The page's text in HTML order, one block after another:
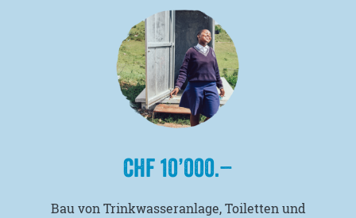
CHF 10’000.–
Bau von Trinkwasseranlage, Toiletten und